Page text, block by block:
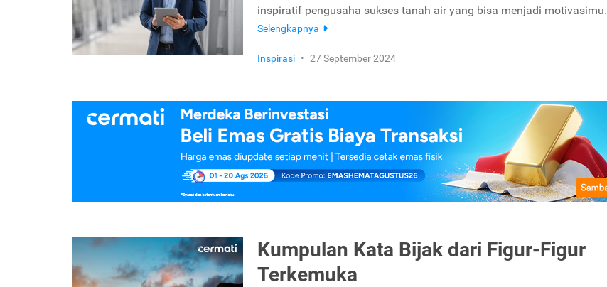
inspiratif pengusaha sukses tanah air yang bisa menjadi motivasimu.
Selengkapnya
Inspirasi • 27 September 2024
Kumpulan Kata Bijak dari Figur-Figur
Terkemuka